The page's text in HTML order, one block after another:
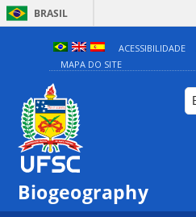
BRASIL
ACESSIBILIDADE
MAPA DO SITE
Biogeography